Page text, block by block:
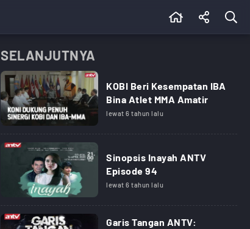
SELANJUTNYA
KOBI Beri Kesempatan IBA
Bina Atlet MMA Amatir
lewat 6 tahun lalu
Sinopsis Inayah ANTV
Episode 94
lewat 6 tahun lalu
Garis Tangan ANTV: